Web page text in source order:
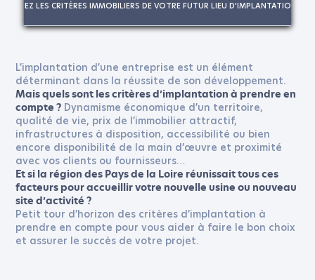
LES CRITÈRES IMMOBILIERS DE VOTRE FUTUR LIEU D’IMPLANTATION
L’implantation d’une entreprise est un élément
déterminant dans la réussite de son développement.
Mais quels sont les critères d’implantation à prendre en
compte ? Dynamisme économique d’un territoire,
qualité de vie, prix de l’immobilier attractif,
infrastructures à disposition, accessibilité ou bien
encore disponibilité de la main d’œuvre et proximité
avec vos clients ou fournisseurs…
Et si la région des Pays de la Loire réunissait tous ces
facteurs pour accueillir votre nouvelle usine ou nouveau
site d’activité ?
Petit tour d’horizon des critères d’implantation à
prendre en compte pour vous aider à faire le bon choix
et assurer le succès de votre projet.